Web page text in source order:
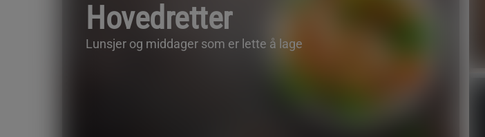
Hovedretter
Lunsjer og middager som er lette å lage